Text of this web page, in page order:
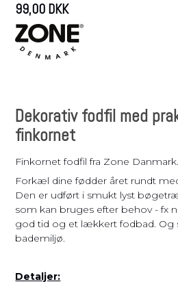
99,00 DKK
Dekorativ fodfil med
finkornet
Finkornet fodfil fra Zone Danmark.
Forkæl dine fødder året rundt
Den er udført i smukt lyst
som kan bruges efter behov - fx
god tid og et lækkert fodbad. Og
bademiljø.
Detaljer: